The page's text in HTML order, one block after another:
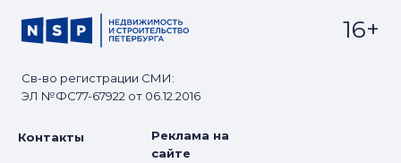
Св-во регистрации СМИ:
ЭЛ №ФС77-67922 от 06.12.2016
16+
Контакты
Реклама на
сайте